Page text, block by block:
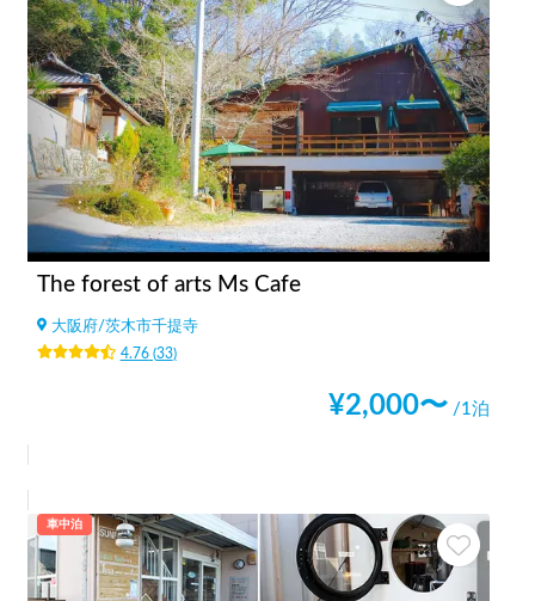
The forest of arts Ms Cafe
大阪府/茨木市千提寺
4.76(33)
¥2,000〜 /1泊
車中泊